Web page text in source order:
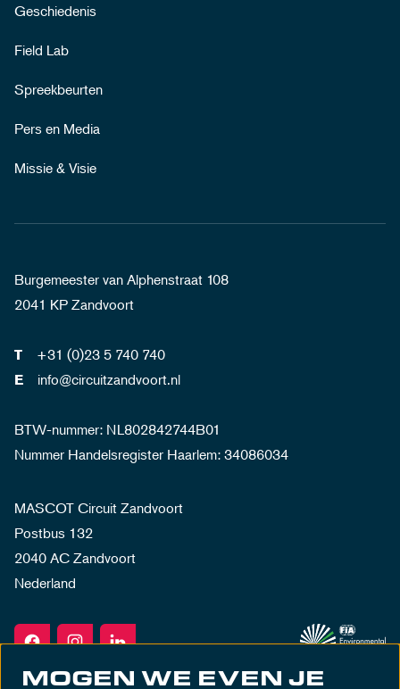
Geschiedenis
Field Lab
Spreekbeurten
Pers en Media
Missie & Visie
Burgemeester van Alphenstraat 108
2041 KP Zandvoort
T +31 (0)23 5 740 740
E info@circuitzandvoort.nl
BTW-nummer: NL802842744B01
Nummer Handelsregister Haarlem: 34086034
MASCOT Circuit Zandvoort
Postbus 132
2040 AC Zandvoort
Nederland
MOGEN WE EVEN JE